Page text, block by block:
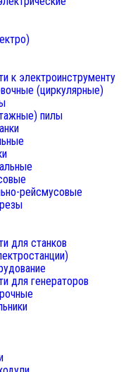
к электроинструменту
(циркулярные)
пилы
рейсмусовые
для станков
для генераторов